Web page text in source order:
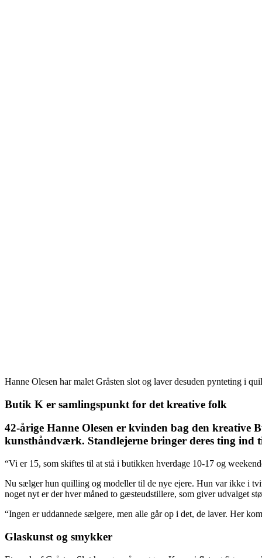
Hanne Olesen har malet Gråsten slot og laver desuden pynteting i
Butik K er samlingspunkt for det kreative folk
42-årige Hanne Olesen er kvinden bag den kreative
kunsthåndværk. Standlejerne bringer deres ting ind
“Vi er 15, som skiftes til at stå i butikken hverdage 10-17 og
Nu sælger hun quilling og modeller til de nye ejere. Hun var ikke i
noget nyt er der hver måned to gæsteudstillere, som giver udvalget
“Ingen er uddannede sælgere, men alle går op i det, de laver. Her
Glaskunst og smykker